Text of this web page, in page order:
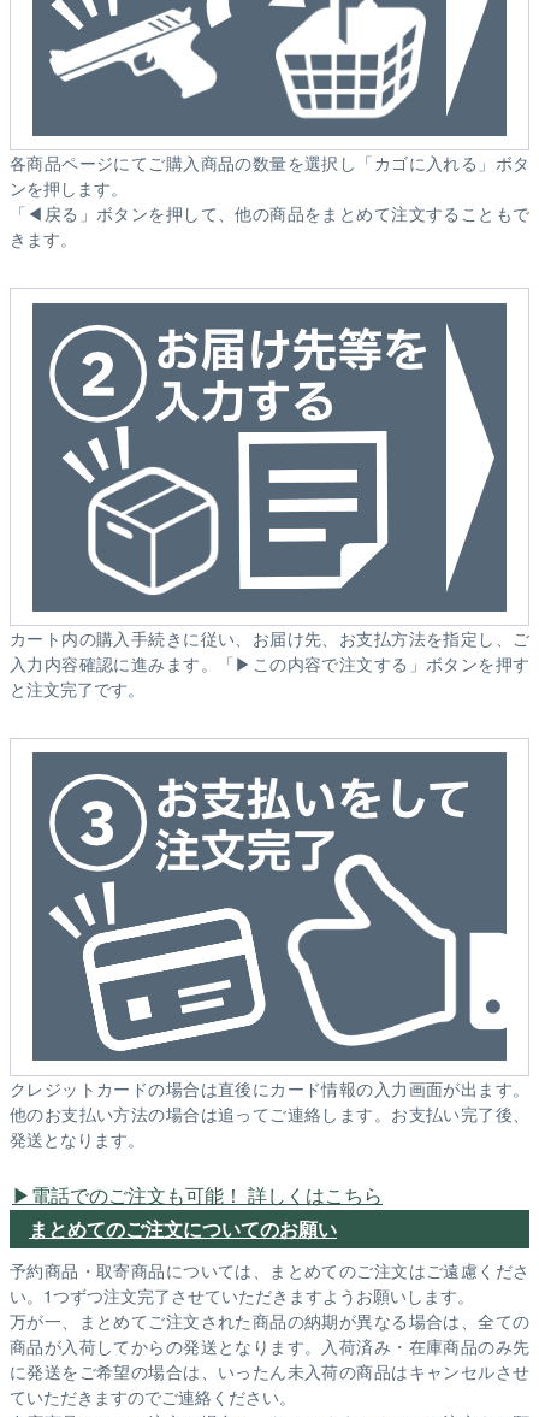
各商品ページにてご購入商品の数量を選択し「カゴに入れる」ボタ
ンを押します。
「◀戻る」ボタンを押して、他の商品をまとめて注文することもで
きます。
カート内の購入手続きに従い、お届け先、お支払方法を指定し、ご
入力内容確認に進みます。「▶この内容で注文する」ボタンを押す
と注文完了です。
クレジットカードの場合は直後にカード情報の入力画面が出ます。
他のお支払い方法の場合は追ってご連絡します。お支払い完了後、
発送となります。
電話でのご注文も可能！ 詳しくはこちら
まとめてのご注文についてのお願い
予約商品・取寄商品については、まとめてのご注文はご遠慮くださ
い。1つずつ注文完了させていただきますようお願いします。
万が一、まとめてご注文された商品の納期が異なる場合は、全ての
商品が入荷してからの発送となります。入荷済み・在庫商品のみ先
に発送をご希望の場合は、いったん未入荷の商品はキャンセルさせ
ていただきますのでご連絡ください。